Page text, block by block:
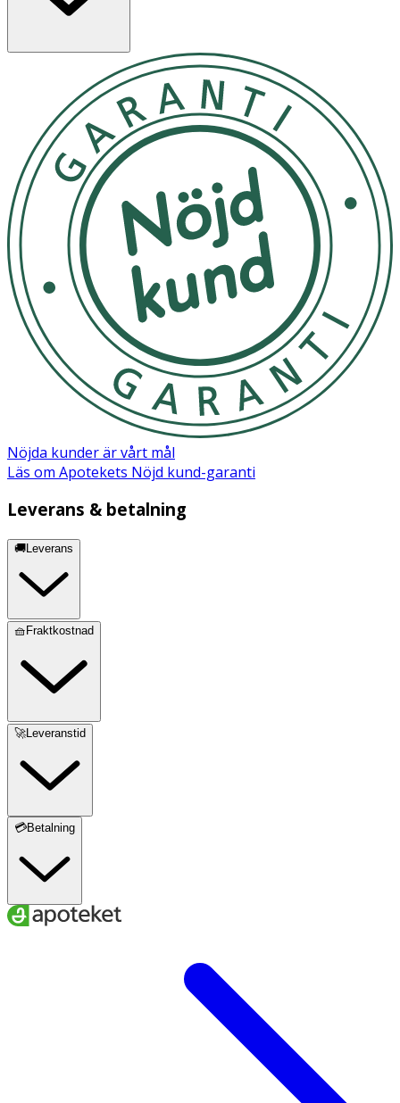
Undersök varje familjemedlem noggrant med en luskam,
helst i dagsljus.
- Fördela i torrt hår med fingrarna eller med en vanlig
kam så att schampot sprids jämnt från hårrot till topp.
Använd tillräcklig mängd schampo för att täcka hela
håret och hårbotten.
- Tvätta ur efter 5 minuter Kamma igenom för att ta bort
döda huvudlöss och ägg.
- Graviditet och amning: Allergimärkt och så mild att den
kan användas av gravida och ammande kvinnor.
- Förvaras i högst 25° C
Innehåll
Isononyl, isononanoat, MIPA-Laureth Sulfat, Laureth-4,
Cocamide DEA.
Nöjda kunder är vårt mål
Läs om Apotekets Nöjd kund-garanti
Leverans & betalning
🚚Leverans
🧺Fraktkostnad
🚀Leveranstid
💳Betalning